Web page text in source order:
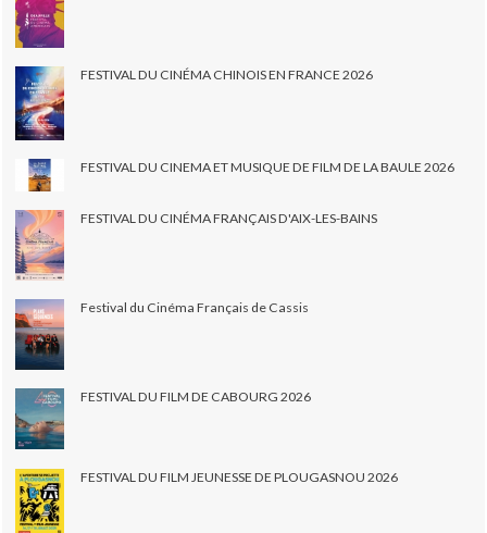
FESTIVAL DU CINÉMA CHINOIS EN FRANCE 2026
FESTIVAL DU CINEMA ET MUSIQUE DE FILM DE LA BAULE 2026
FESTIVAL DU CINÉMA FRANÇAIS D'AIX-LES-BAINS
Festival du Cinéma Français de Cassis
FESTIVAL DU FILM DE CABOURG 2026
FESTIVAL DU FILM JEUNESSE DE PLOUGASNOU 2026